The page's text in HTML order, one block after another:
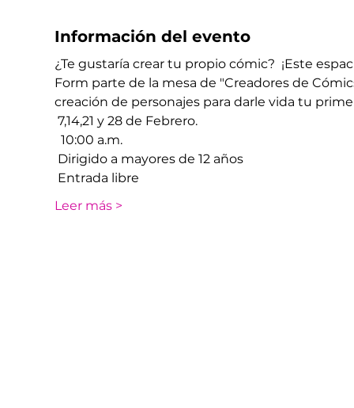
Información del evento
¿Te gustaría crear tu propio cómic?  ¡Este
Form parte de la mesa de "Creadores de
creación de personajes ​​para darle vida tu
7,14,21 y 28 de Febrero.
10:00 a.m.
Dirigido a mayores de 12 años
Entrada libre
Leer más >